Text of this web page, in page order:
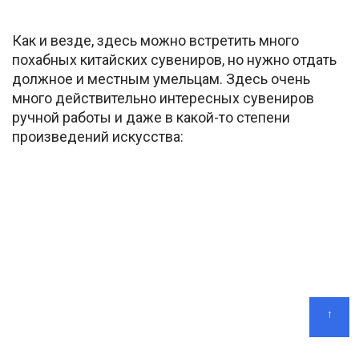
Как и везде, здесь можно встретить много
похабных китайских сувениров, но нужно отдать
должное и местным умельцам. Здесь очень
много действительно интересных сувениров
ручной работы и даже в какой-то степени
произведений искусства:
↑